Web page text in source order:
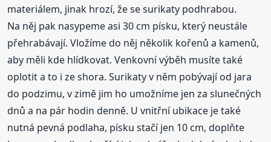
materiálem, jinak hrozí, že se surikaty podhrabou.
Na něj pak nasypeme asi 30 cm písku, který neustále
přehrabávají. Vložíme do něj několik kořenů a kamenů,
aby měli kde hlídkovat. Venkovní výběh musíte také
oplotit a to i ze shora. Surikaty v něm pobývají od jara
do podzimu, v zimě jim ho umožníme jen za slunečných
dnů a na pár hodin denně. U vnitřní ubikace je také
nutná pevná podlaha, písku stačí jen 10 cm, doplňte